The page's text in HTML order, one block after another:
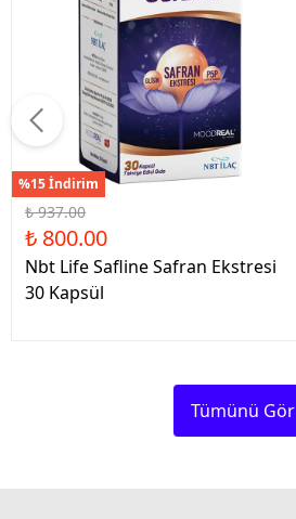
%15 İndirim
₺ 937.00
₺ 800.00
Nbt Life Safline Safran Ekstresi
30 Kapsül
Tümünü Gör